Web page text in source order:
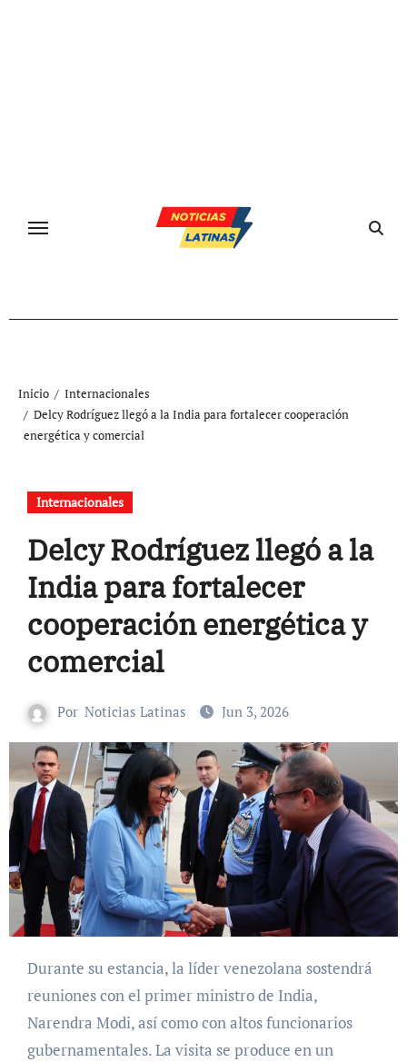
Inicio
Internacionales
Delcy Rodríguez llegó a la India para fortalecer cooperación
energética y comercial
Internacionales
Delcy Rodríguez llegó a la
India para fortalecer
cooperación energética y
comercial
Por Noticias Latinas Jun 3, 2026
Durante su estancia, la líder venezolana sostendrá
reuniones con el primer ministro de India,
Narendra Modi, así como con altos funcionarios
gubernamentales. La visita se produce en un